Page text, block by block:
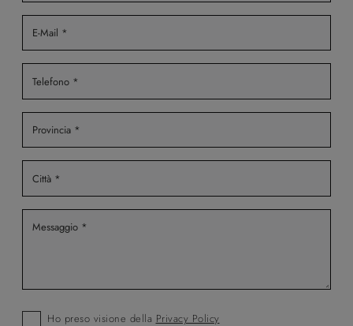
Ho preso visione della Privacy Policy